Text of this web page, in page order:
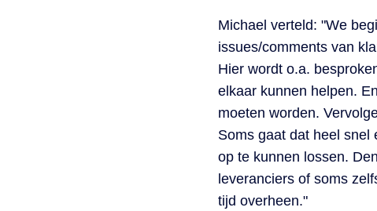
Michael verteld: "We
issues/comments van
Hier wordt o.a.
elkaar kunnen helpen.
moeten worden.
Soms gaat dat heel snel
op te kunnen lossen.
leveranciers of soms
tijd overheen."